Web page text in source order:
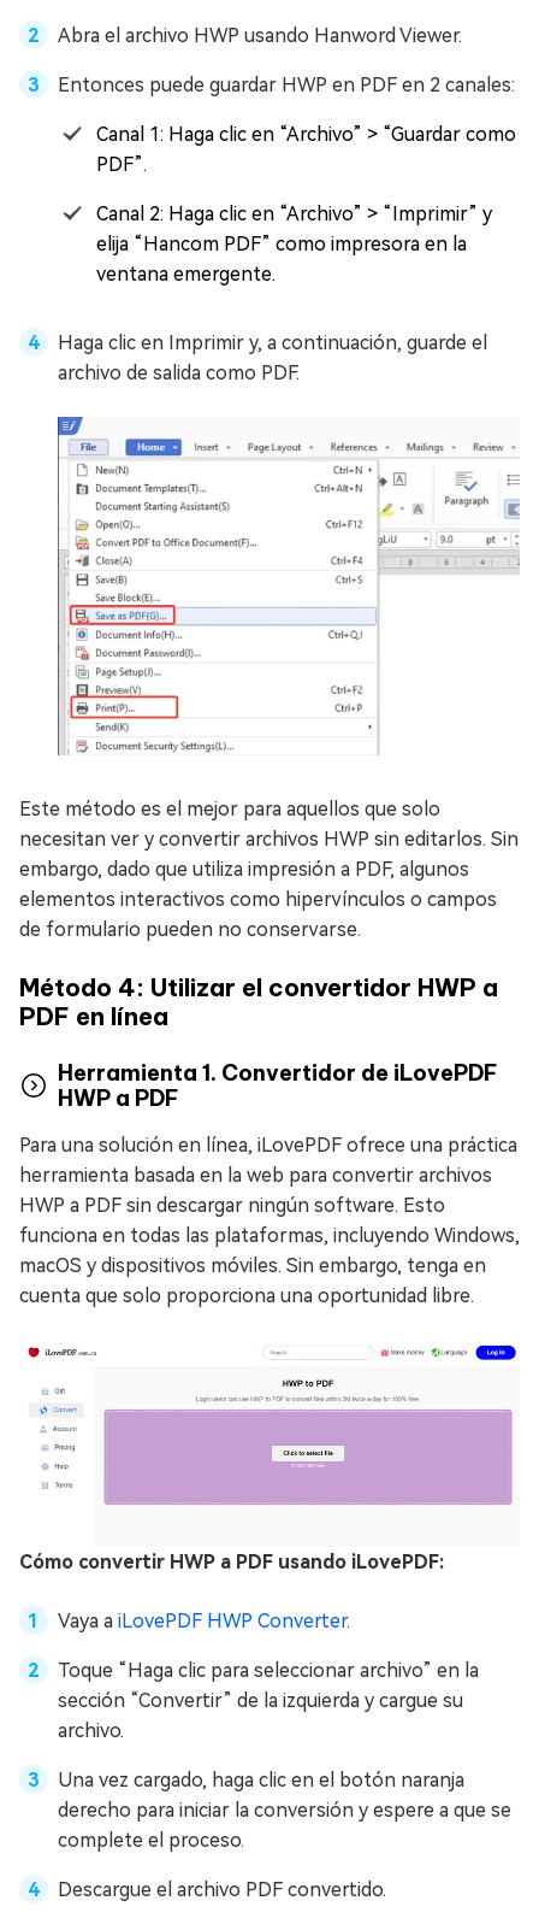
Abra el archivo HWP usando Hanword Viewer.
Entonces puede guardar HWP en PDF en 2 canales:
Canal 1: Haga clic en “Archivo” > “Guardar como
PDF”.
Canal 2: Haga clic en “Archivo” > “Imprimir” y
elija “Hancom PDF” como impresora en la
ventana emergente.
Haga clic en Imprimir y, a continuación, guarde el
archivo de salida como PDF.
Este método es el mejor para aquellos que solo
necesitan ver y convertir archivos HWP sin editarlos. Sin
embargo, dado que utiliza impresión a PDF, algunos
elementos interactivos como hipervínculos o campos
de formulario pueden no conservarse.
Método 4: Utilizar el convertidor HWP a
PDF en línea
Herramienta 1. Convertidor de iLovePDF
HWP a PDF
Para una solución en línea, iLovePDF ofrece una práctica
herramienta basada en la web para convertir archivos
HWP a PDF sin descargar ningún software. Esto
funciona en todas las plataformas, incluyendo Windows,
macOS y dispositivos móviles. Sin embargo, tenga en
cuenta que solo proporciona una oportunidad libre.
Cómo convertir HWP a PDF usando iLovePDF:
Vaya a iLovePDF HWP Converter.
Toque “Haga clic para seleccionar archivo” en la
sección “Convertir” de la izquierda y cargue su
archivo.
Una vez cargado, haga clic en el botón naranja
derecho para iniciar la conversión y espere a que se
complete el proceso.
Descargue el archivo PDF convertido.